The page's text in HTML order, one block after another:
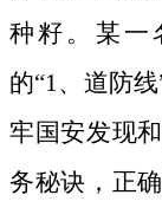
种籽。 某一
的“1、道防
牢国安发现
务秘诀，正